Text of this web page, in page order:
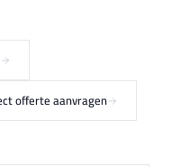
offerte aanvragen